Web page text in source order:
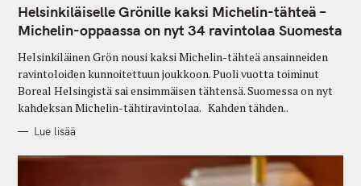
T
E
G
O
I
E
S
Helsinkiläiselle Grönille kaksi Michelin-tähteä –
Michelin-oppaassa on nyt 34 ravintolaa Suomesta
Helsinkiläinen Grön nousi kaksi Michelin-tähteä ansainneiden
ravintoloiden kunnoitettuun joukkoon. Puoli vuotta toiminut
Boreal Helsingistä sai ensimmäisen tähtensä. Suomessa on nyt
kahdeksan Michelin-tähtiravintolaa. Kahden tähden..
Lue lisää